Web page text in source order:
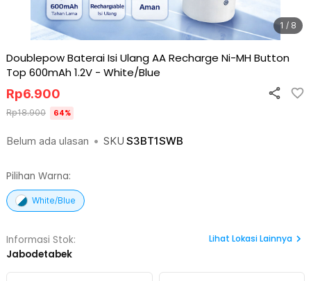
1 / 8
Doublepow Baterai Isi Ulang AA Recharge Ni-MH Button
Top 600mAh 1.2V - White/Blue
Belum ada ulasan • SKU S3BT1SWB
Rp6.900
Rp18.900 64%
Pilihan Warna:
White/Blue
Informasi Stok:
Jabodetabek
Lihat Lokasi Lainnya